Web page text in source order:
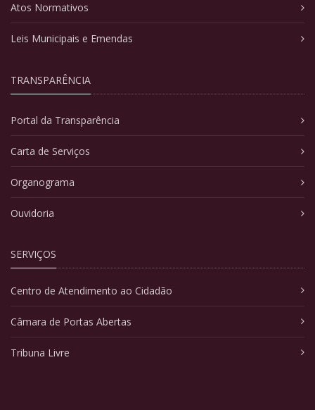
Atos Normativos
Leis Municipais e Emendas
TRANSPARÊNCIA
Portal da Transparência
Carta de Serviços
Organograma
Ouvidoria
SERVIÇOS
Centro de Atendimento ao Cidadão
Câmara de Portas Abertas
Tribuna Livre